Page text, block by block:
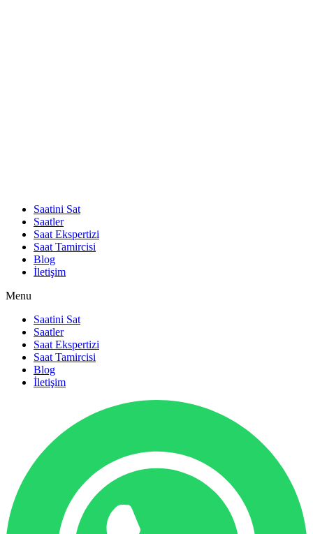
Saatini Sat
Saatler
Saat Ekspertizi
Saat Tamircisi
Blog
İletişim
Menu
Saatini Sat
Saatler
Saat Ekspertizi
Saat Tamircisi
Blog
İletişim